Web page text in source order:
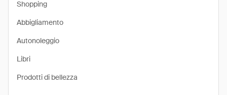
Shopping
Abbigliamento
Autonoleggio
Libri
Prodotti di bellezza